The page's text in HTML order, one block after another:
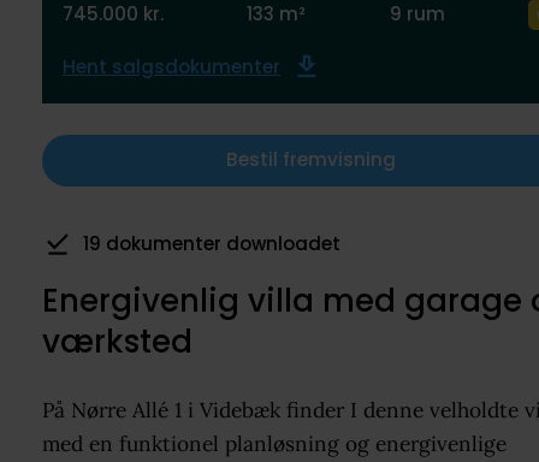
745.000 kr. 133 m² 9 rum
Hent salgsdokumenter
Bestil fremvisning
19 dokumenter downloadet
2 har gemt som favorit
Energivenlig villa med garage
værksted
På Nørre Allé 1 i Videbæk finder I denne velholdte
med en funktionel planløsning og energivenlige